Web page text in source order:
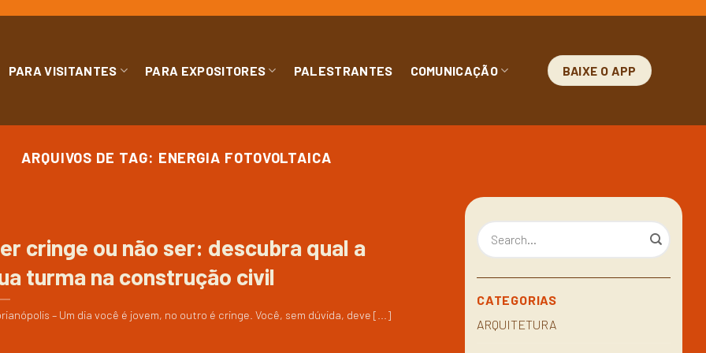
PARA VISITANTES PARA EXPOSITORES PALESTRANTES COMUNICAÇÃO BAIXE O APP
ARQUIVOS DE TAG: ENERGIA FOTOVOLTAICA
cringe ou não ser: descubra qual a
turma na construção civil
– Um dia você é jovem, no outro é cringe. Você, sem dúvida, deve [...]
CATEGORIAS
ARQUITETURA